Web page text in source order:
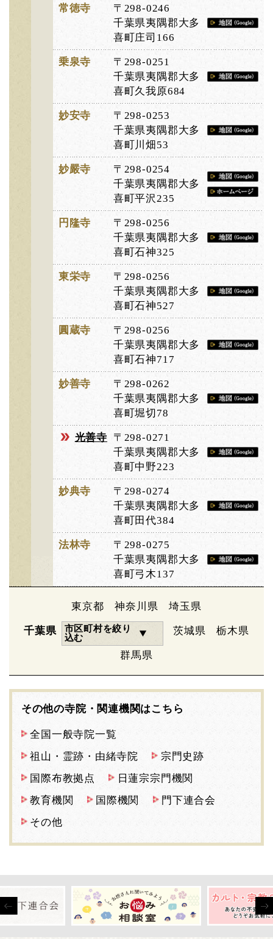
常徳寺
〒298-0246
千葉県夷隅郡大多
喜町庄司166
乗泉寺
〒298-0251
千葉県夷隅郡大多
喜町久我原684
妙安寺
〒298-0253
千葉県夷隅郡大多
喜町川畑53
妙嚴寺
〒298-0254
千葉県夷隅郡大多
喜町平沢235
円隆寺
〒298-0256
千葉県夷隅郡大多
喜町石神325
東栄寺
〒298-0256
千葉県夷隅郡大多
喜町石神527
圓蔵寺
〒298-0256
千葉県夷隅郡大多
喜町石神717
妙善寺
〒298-0262
千葉県夷隅郡大多
喜町堀切78
光善寺
〒298-0271
千葉県夷隅郡大多
喜町中野223
妙典寺
〒298-0274
千葉県夷隅郡大多
喜町田代384
法林寺
〒298-0275
千葉県夷隅郡大多
喜町弓木137
東京都 神奈川県 埼玉県
千葉県
市区町村を絞り
込む
茨城県 栃木県
群馬県
その他の寺院・関連機関はこちら
全国一般寺院一覧
祖山・霊跡・由緒寺院
宗門史跡
国際布教拠点
日蓮宗宗門機関
教育機関
国際機関
門下連合会
その他